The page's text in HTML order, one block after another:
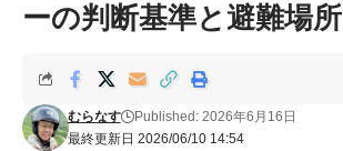
ーの判断基準と避難場所
最終更新日 2026/06/10 14:54
むらなす Published: 2026年6月16日